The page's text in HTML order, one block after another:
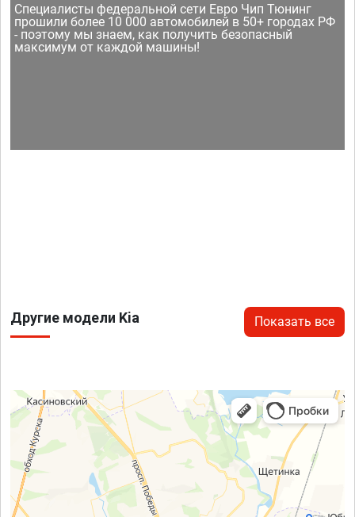
Специалисты федеральной сети Евро Чип Тюнинг
прошили более 10 000 автомобилей в 50+ городах РФ
- поэтому мы знаем, как получить безопасный
максимум от каждой машины!
Другие модели Kia Показать все